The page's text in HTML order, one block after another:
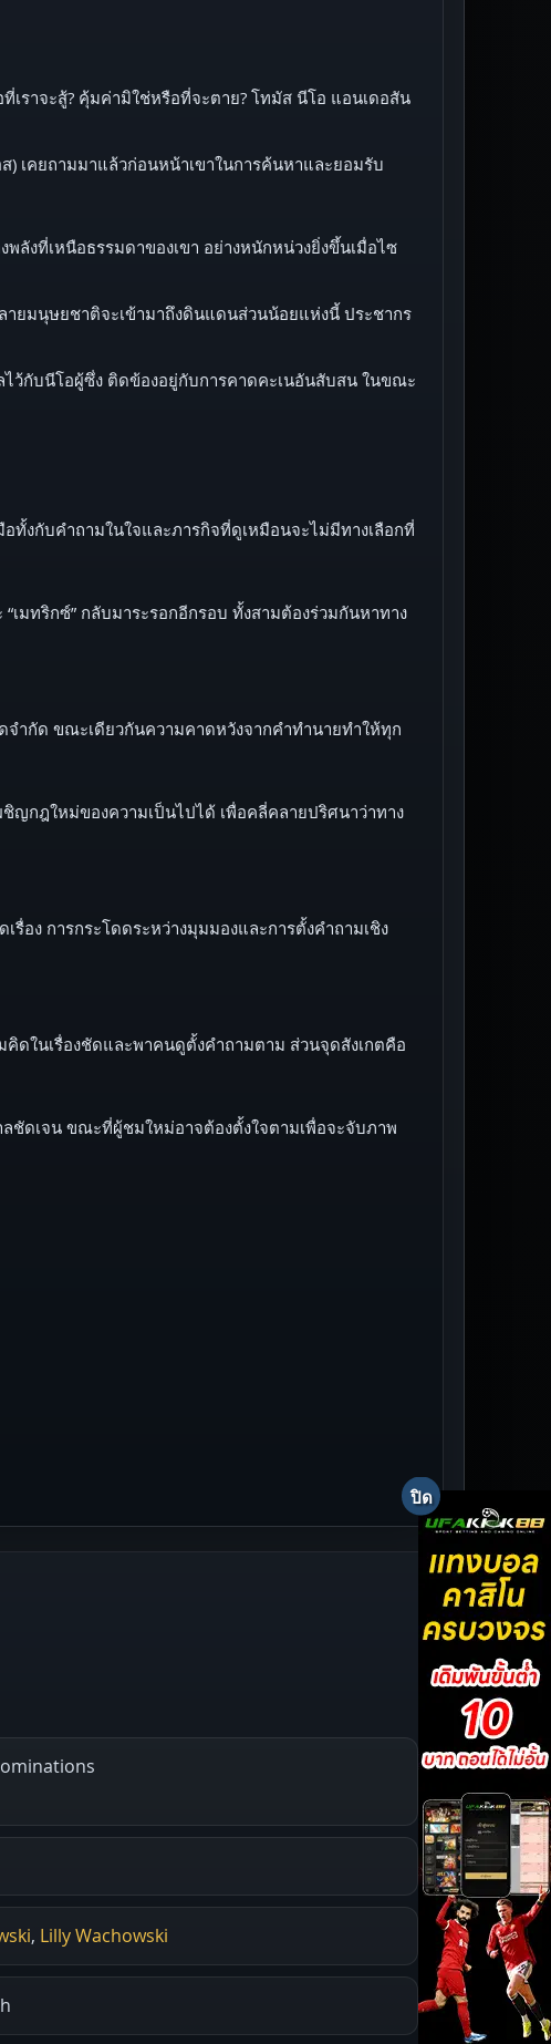
เราจะสู้? คุ้มค่ามิใช่หรือที่จะตาย? โทมัส นีโอ แอนเดอสัน
) เคยถามมาแล้วก่อนหน้าเขาในการค้นหาและยอมรับ
พลังที่เหนือธรรมดาของเขา อย่างหนักหน่วงยิ่งขึ้นเมื่อไซ
ายมนุษยชาติจะเข้ามาถึงดินแดนส่วนน้อยแห่งนี้ ประชากร
ไว้กับนีโอผู้ซึ่ง ติดข้องอยู่กับการคาดคะเนอันสับสน ในขณะ
ทั้งกับคำถามในใจและภารกิจที่ดูเหมือนจะไม่มีทางเลือกที่
มทริกซ์” กลับมาระรอกอีกรอบ ทั้งสามต้องร่วมกันหาทาง
ำกัด ขณะเดียวกันความคาดหวังจากคำทำนายทำให้ทุก
ญกฎใหม่ของความเป็นไปได้ เพื่อคลี่คลายปริศนาว่าทาง
รื่อง การกระโดดระหว่างมุมมองและการตั้งคำถามเชิง
คิดในเรื่องชัดและพาคนดูตั้งคำถามตาม ส่วนจุดสังเกตคือ
ชัดเจน ขณะที่ผู้ชมใหม่อาจต้องตั้งใจตามเพื่อจะจับภาพ
, Lilly Wachowski